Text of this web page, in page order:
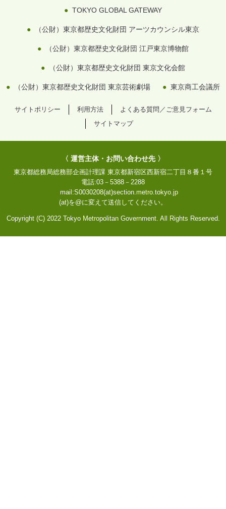
TOKYO GLOBAL GATEWAY
（公財）東京都歴史文化財団 アーツカウンシル東京
（公財）東京都歴史文化財団 江戸東京博物館
（公財）東京都歴史文化財団 東京文化会館
（公財）東京都歴史文化財団 東京芸術劇場 東京商工会議所
サイトポリシー 利用方法
よくある質問／ご意見フォーム
サイトマップ
〈 運営主体・お問い合わせ先 〉
東京都総務局総務部企画計理課 東京都新宿区西新宿二丁目８番１号
電話:03－5388－2288
mail:S0030208(at)section.metro.tokyo.jp
(at)を@に変えて送信してください。
Copyright (C) 2022 Tokyo Metropolitan Government. All Rights Reserved.